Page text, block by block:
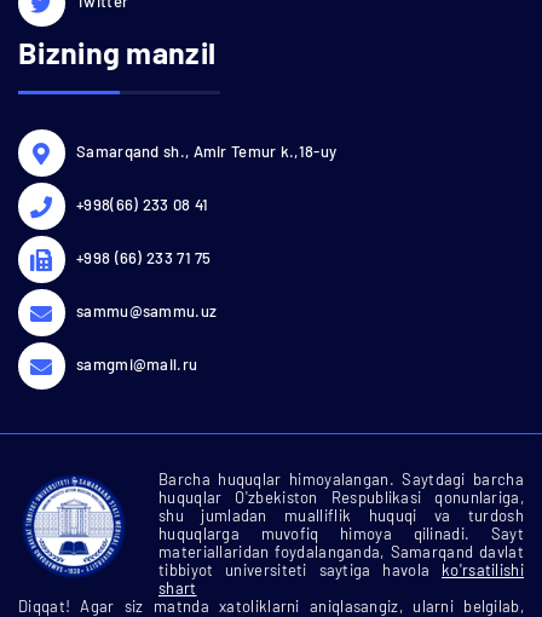
Bizning manzil
Samarqand sh., Amir Temur k.,18-uy
+998(66) 233 08 41
+998 (66) 233 71 75
sammu@sammu.uz
samgmi@mail.ru
Barcha huquqlar himoyalangan. Saytdagi barcha
huquqlar O'zbekiston Respublikasi qonunlariga,
shu jumladan mualliflik huquqi va turdosh
huquqlarga muvofiq himoya qilinadi. Sayt
materiallaridan foydalanganda, Samarqand davlat
tibbiyot universiteti saytiga havola ko'rsatilishi
shart
Diqqat! Agar siz matnda xatoliklarni aniqlasangiz, ularni belgilab,